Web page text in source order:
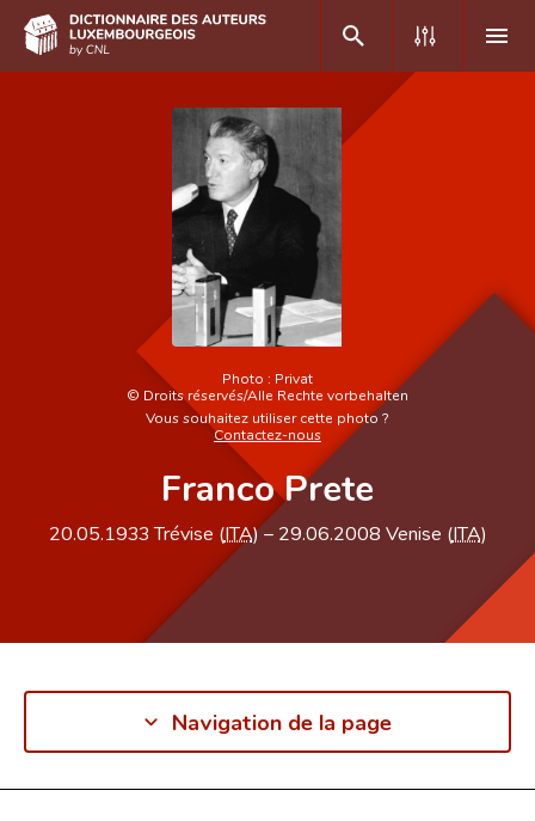
Recherche avancée
Foire aux questions
Photo : Privat
© Droits réservés/Alle Rechte vorbehalten
Vous souhaitez utiliser cette photo ?
Contactez-nous
Franco Prete
20.05.1933Trévise (ITA)– 29.06.2008 Venise (ITA)
Navigation de la page